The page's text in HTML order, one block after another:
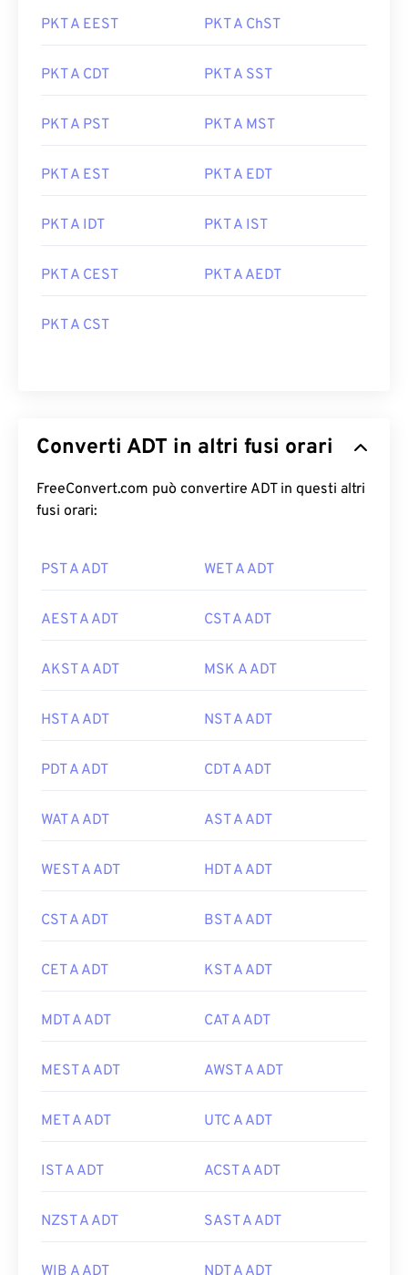
PKT A EEST PKT A ChST
PKT A CDT PKT A SST
PKT A PST PKT A MST
PKT A EST PKT A EDT
PKT A IDT PKT A IST
PKT A CEST PKT A AEDT
PKT A CST
Converti ADT in altri fusi orari
FreeConvert.com può convertire ADT in questi altri
fusi orari:
PST A ADT WET A ADT
AEST A ADT CST A ADT
AKST A ADT MSK A ADT
HST A ADT NST A ADT
PDT A ADT CDT A ADT
WAT A ADT AST A ADT
WEST A ADT HDT A ADT
CST A ADT BST A ADT
CET A ADT KST A ADT
MDT A ADT CAT A ADT
MEST A ADT AWST A ADT
MET A ADT UTC A ADT
IST A ADT ACST A ADT
NZST A ADT SAST A ADT
WIB A ADT NDT A ADT